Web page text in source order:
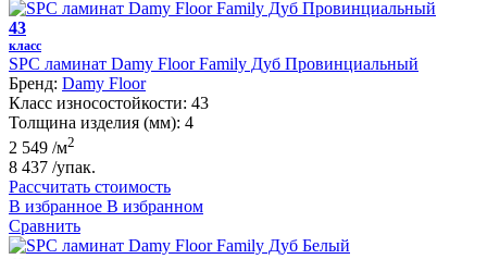
43
класс
SPC ламинат Damy Floor Family Дуб Провинциальный
Бренд: Damy Floor
Класс износостойкости: 43
Толщина изделия (мм): 4
2 549 /м2
8 437 /упак.
Рассчитать стоимость
В избранное В избранном
Сравнить